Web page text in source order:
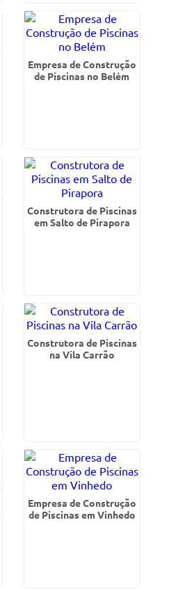
Empresa de Construção
de Piscinas no Belém
Construtora de Piscinas
em Salto de Pirapora
Construtora de Piscinas
na Vila Carrão
Empresa de Construção
de Piscinas em Vinhedo